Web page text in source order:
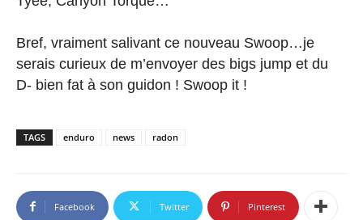
Bref, vraiment salivant ce nouveau Swoop…je
serais curieux de m’envoyer des bigs jump et du
D- bien fat à son guidon ! Swoop it !
TAGS enduro news radon
Facebook Twitter Pinterest